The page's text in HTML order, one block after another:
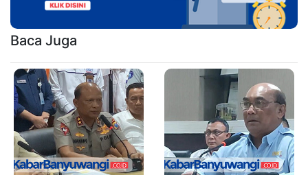
Baca Juga